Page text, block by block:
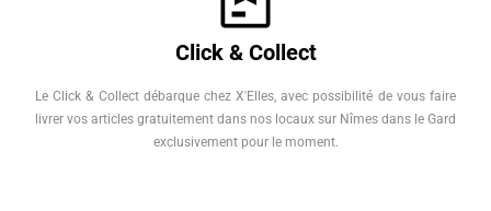
Click & Collect
Le Click & Collect débarque chez X'Elles, avec possibilité de vous faire
livrer vos articles gratuitement dans nos locaux sur Nîmes dans le Gard
exclusivement pour le moment.